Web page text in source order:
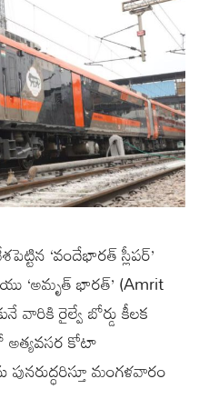
‘వందేభారత్ స్లీపర్’
‘అమృత్ భారత్’ (Amrit
వారికి రైల్వే బోర్డు కీలక
అత్యవసర కోటా
మంగళవారం